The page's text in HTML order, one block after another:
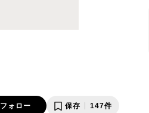
フォロー 保存 147件